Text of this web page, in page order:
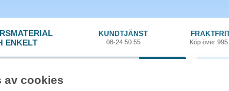
ENKELT
KUNDTJÄNST
08-24 50 55 Köp över
av cookies